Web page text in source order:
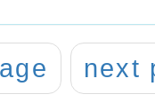
next